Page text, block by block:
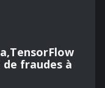
fraudes à